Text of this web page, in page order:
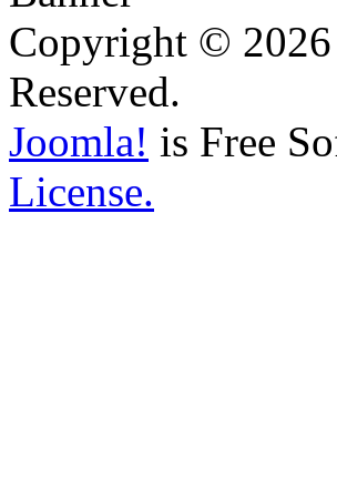
Copyright ©
Reserved.
Joomla! is Free
License.